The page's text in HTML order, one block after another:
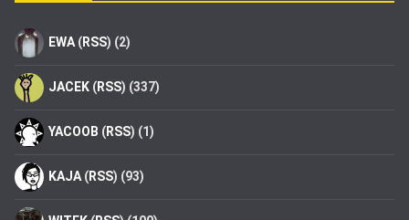
EWA (RSS) (2)
JACEK (RSS) (337)
YACOOB (RSS) (1)
KAJA (RSS) (93)